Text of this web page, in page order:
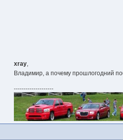
xray,
Владимир, а почему прошлогодний
--------------------